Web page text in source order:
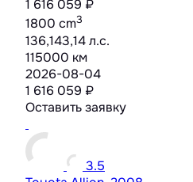
1 616 059 ₽
1800 cm3
136,143,14 л.с.
115000 км
2026-08-04
1 616 059 ₽
Оставить заявку
3.5